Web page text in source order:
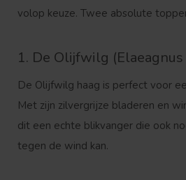
volop keuze. Twee absolute
1. De Olijfwilg
De Olijfwilg haag is perfect voor
Met zijn zilvergrijze bladeren en
dit een echte blikvanger die ook
tegen de wind kan.